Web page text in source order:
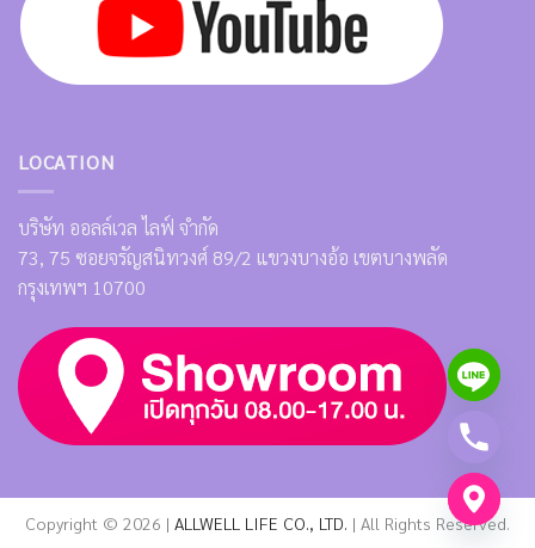
LOCATION
บริษัท ออลล์เวล ไลฟ์ จำกัด
73, 75 ซอยจรัญสนิทวงศ์ 89/2 แขวงบางอ้อ เขตบางพลัด
กรุงเทพฯ 10700
Copyright © 2026 | ALLWELL LIFE CO., LTD. | All Rights Reserved.